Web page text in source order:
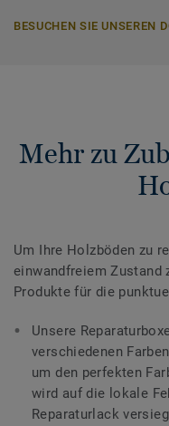
BESUCHEN SIE UNSEREN
Mehr zu
Um Ihre Holzböden zu
einwandfreiem Zustand
Produkte für die
Unsere
verschiedenen
um den perfekten
wird auf die lokale
Reparaturlack